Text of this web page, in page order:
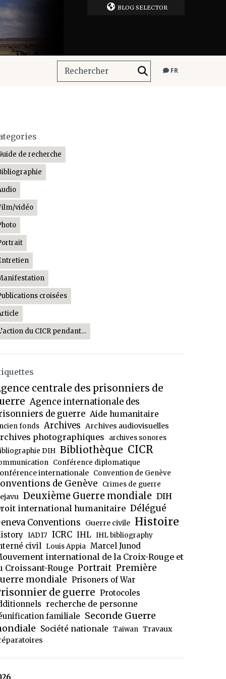
BLOG SELECTOR
FR
de recherche
vidéo
croisées
du CICR pendant…
centrale des prisonniers de
Agence internationale des
de guerre Aide humanitaire
fonds Archives Archives audiovisuelles
photographiques
archives sonores
DIH Bibliothèque CICR
Conférence diplomatique
internationale Convention de Genève
de Genève Crimes de guerre
Deuxième Guerre mondiale DIH
international humanitaire Délégué
Conventions Guerre civile Histoire
IAD17 ICRC IHL IHL bibliography
civil Louis Appia Marcel Junod
international de la Croix-Rouge et
Croissant-Rouge Portrait Première
mondiale Prisoners of War
de guerre Protocoles
recherche de personne
familiale Seconde Guerre
Société nationale Taiwan Travaux